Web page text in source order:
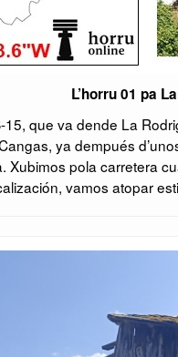
L’horru 01 pa
que va dende La
ya dempués
Xubimos pola carretera
vamos atopar